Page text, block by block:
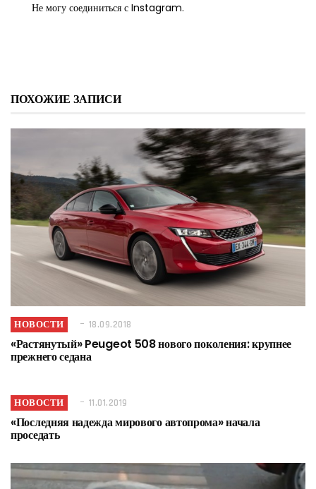
Не могу соединиться с Instagram.
ПОХОЖИЕ ЗАПИСИ
НОВОСТИ 18.09.2018
«Растянутый» Peugeot 508 нового поколения: крупнее
прежнего седана
НОВОСТИ 11.01.2019
«Последняя надежда мирового автопрома» начала
проседать